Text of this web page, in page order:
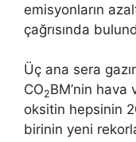
emisyonların
çağrısında
Üç ana sera
CO2BM’nin hava
oksitin hepsinin
birinin yeni